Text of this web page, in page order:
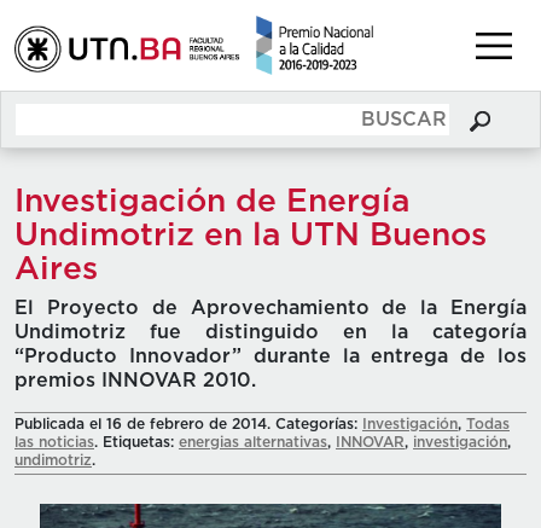
Investigación de Energía
Undimotriz en la UTN Buenos
Aires
El Proyecto de Aprovechamiento de la Energía
Undimotriz fue distinguido en la categoría
“Producto Innovador” durante la entrega de los
premios INNOVAR 2010.
Publicada el 16 de febrero de 2014. Categorías: Investigación, Todas
las noticias. Etiquetas: energias alternativas, INNOVAR, investigación,
undimotriz.